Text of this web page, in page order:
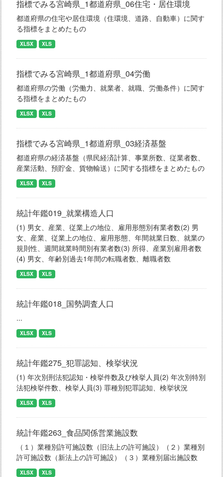
指標でみる宮崎県_1都道府県_06住宅・居住環境
都道府県の住宅や居住環境（住環境、道路、自動車）に関す
る指標をまとめたもの
XLSX XLS
指標でみる宮崎県_1都道府県_04労働
都道府県の労働（労働力、就業者、就職、労働条件）に関す
る指標をまとめたもの
XLSX XLS
指標でみる宮崎県_1都道府県_03経済基盤
都道府県の経済基盤（県民経済計算、事業所数、従業者数、
産業活動、預貯金、貨物輸送）に関する指標をまとめたもの
XLSX XLS
統計年鑑019_就業構造人口
(1) 男女、産業、従業上の地位、雇用形態別有業者数(2) 男
女、産業、従業上の地位、雇用形態、年間就業日数、就業の
規則性、週間就業時間別有業者数(3) 所得、産業別雇用者数
(4) 男女、年齢別過去1年間の転職者数、離職者数
XLSX XLS
統計年鑑018_国勢調査人口
...
XLSX XLS
統計年鑑275_犯罪認知、検挙状況
(1) 年次別刑法犯認知・検挙件数及び検挙人員(2) 年次別特別
法犯検挙件数、検挙人員(3) 罪種別犯罪認知、検挙状況
XLSX XLS
統計年鑑263_食品関係営業施設数
（１）業種別許可施設数（旧法上の許可施設）（２）業種別
許可施設数（新法上の許可施設）（３）業種別届出施設数
XLSX XLS